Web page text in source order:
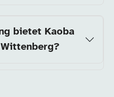
bietet Kaoba